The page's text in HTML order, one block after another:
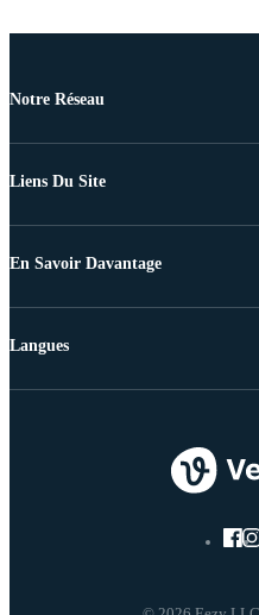
Notre Réseau
Liens Du Site
En Savoir Davantage
Langues